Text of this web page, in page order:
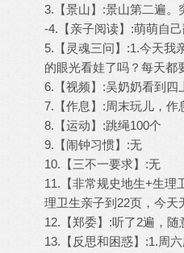
3.【景山】:景山第二遍。
-4.【亲子阅读】:萌萌自
5.【灵魂三问】:1.今天我
的眼光看娃了吗？每天都
6.【视频】:吴奶奶看到四
7.【作息】:周末玩儿，作
8.【运动】:跳绳100个
9.【闹钟习惯】:无
10.【三不一要求】:无
11.【非常规史地生+生理
理卫生亲子到22页，今天
12.【郑委】:听了2遍，随
13.【反思和困惑】:1.周